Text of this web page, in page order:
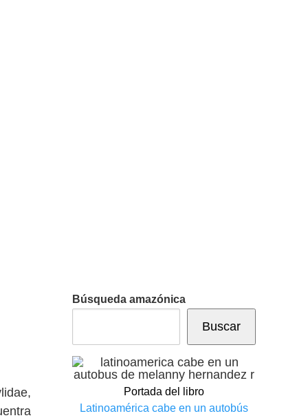
Búsqueda amazónica
Buscar
Portada del libro
Latinoamérica cabe en un autobús